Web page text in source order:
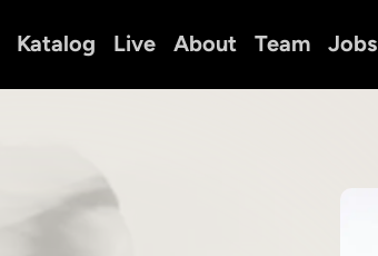
Katalog Live About Team Jobs